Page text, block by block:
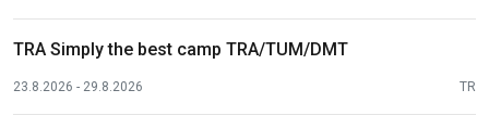
TRA Simply the best camp TRA/TUM/DMT
23.8.2026 - 29.8.2026 TR